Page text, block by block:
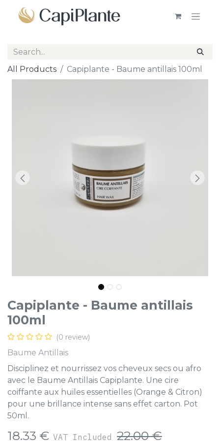
All Products Capiplante - Baume antillais 100ml
Capiplante - Baume antillais
100ml
(0 review)
Baume Antillais
Disciplinez et nourrissez vos cheveux secs ou afro
avec le Baume Antillais Capiplante. Une cire
coiffante aux huiles essentielles (Orange & Citron)
pour une brillance intense sans effet carton. Pot
50ml.
18.33 € VAT Included 22.00€